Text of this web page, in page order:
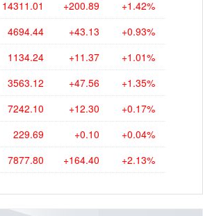
14311.01 +200.89 +1.42%
4694.44 +43.13 +0.93%
1134.24 +11.37 +1.01%
3563.12 +47.56 +1.35%
7242.10 +12.30 +0.17%
229.69 +0.10 +0.04%
7877.80 +164.40 +2.13%